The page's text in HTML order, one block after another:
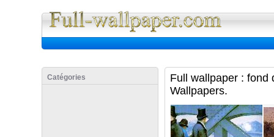
Catégories
Full wallpaper : fond
Wallpapers.